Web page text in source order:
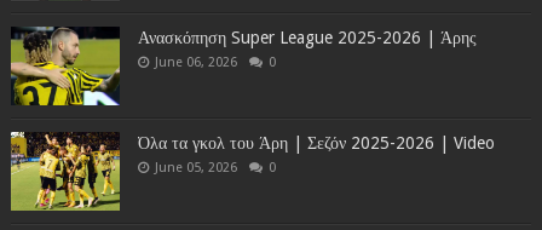
Ανασκόπηση Super League 2025-2026 | Άρης
June 06, 2026 0
Όλα τα γκολ του Άρη | Σεζόν 2025-2026 | Video
June 05, 2026 0